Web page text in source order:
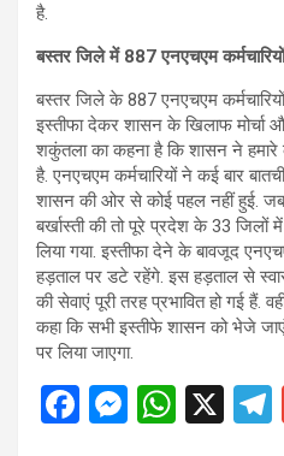
है.
बस्तर जिले में 887 एनएचएम
बस्तर जिले के 887 एनएचएम
इस्तीफा देकर शासन के खिलाफ मोर्चा
शकुंतला का कहना है कि शासन ने हमारे
है. एनएचएम कर्मचारियों ने कई बार
शासन की ओर से कोई पहल नहीं हुई. जब
बर्खास्ती की तो पूरे प्रदेश के 33 जिलों
लिया गया. इस्तीफा देने के बावजूद
हड़ताल पर डटे रहेंगे. इस हड़ताल से
की सेवाएं पूरी तरह प्रभावित हो गई हैं.
कहा कि सभी इस्तीफे शासन को भेजे
पर लिया जाएगा.
F
M W X